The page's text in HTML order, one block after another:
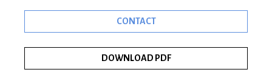
CONTACT
DOWNLOAD PDF